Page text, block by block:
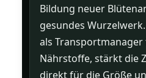
Bildung neuer
gesundes
als
Nährstoffe, stärkt die
direkt für die Größe